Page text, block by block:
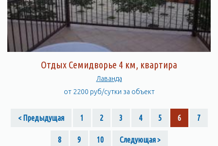
Отдых Семидворье 4 км, квартира
Лаванда
от 2200 руб/сутки за объект
< Предыдущая 1 2 3 4 5 6 7
8 9 10 Следующая >